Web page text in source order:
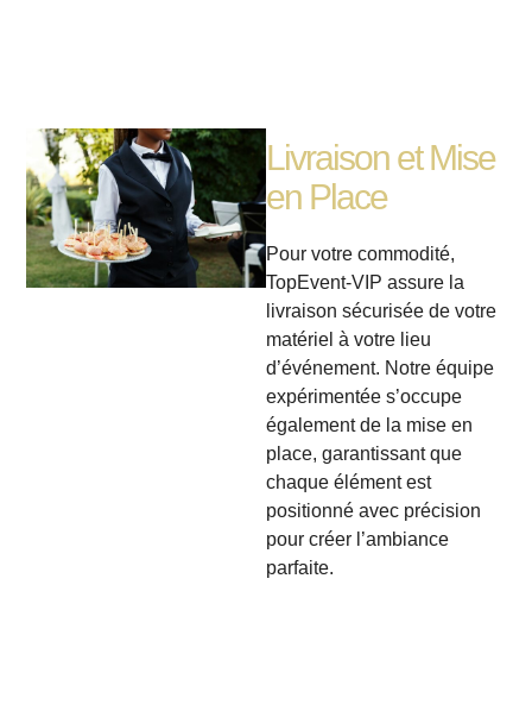
Livraison et Mise
en Place
Pour votre commodité,
TopEvent-VIP assure la
livraison sécurisée de votre
matériel à votre lieu
d’événement. Notre équipe
expérimentée s’occupe
également de la mise en
place, garantissant que
chaque élément est
positionné avec précision
pour créer l’ambiance
parfaite.